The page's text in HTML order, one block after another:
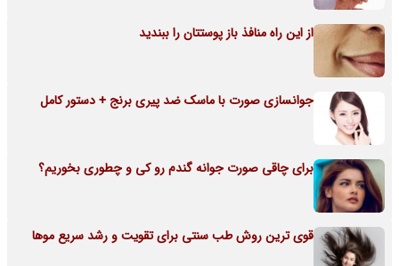
از این راه منافذ باز پوستتان را ببندید
جوانسازی صورت با ماسک ضد پیری برنج + دستور کامل
برای چاقی صورت جوانه گندم رو کی و چطوری بخوریم؟
قوی ترین روش طب سنتی برای تقویت و رشد سریع موها